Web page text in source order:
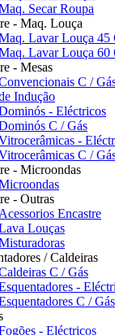
Secar Roupa
- Maq. Louça
Lavar Louça 45
Lavar Louça 60
- Mesas
C /
Indução
- Eléctricos
C / Gás
-
C /
- Microondas
- Outras
Acessorios Encastre
Louças
/ Caldeiras
C / Gás
-
C / Gás
- Eléctricos